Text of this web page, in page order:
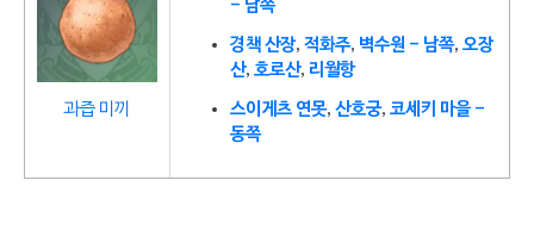
과즙 미끼
- 남쪽
경책 산장, 적화주, 벽수원 - 남쪽, 오장
산, 호로산, 리월항
스이게츠 연못, 산호궁, 코세키 마을 -
동쪽